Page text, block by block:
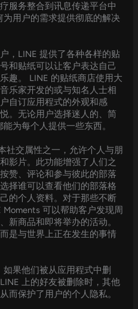
服务整合到讯息传递平台中
用户的需求提供彻底的解决
，LINE 提供了各种各样的贴
和贴纸可以让客户表达自己
趣。 LINE 的贴纸商店使用大
乐家开发的或与知名人士相
自订应用程式的外观和感
。无论用户选择迷人的、简
为每个人提供一些东西。
社交属性之一，允许个人与朋
影片。此功能增强了人们之
赞、评论和参与彼此的部落
择谁可以查看他们的部落格
的个人资料。对于那些不断
可以帮助客户发现周
新商品和即将举办的活动。
是与世界上正在发生的事情
果他们被从应用程式中删
上的好友被删除时，其他
而保护了用户的个人隐私。